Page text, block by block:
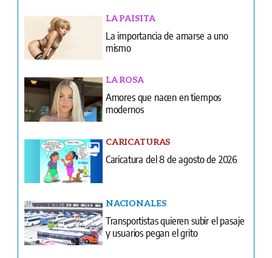
LA PAISITA
La importancia de amarse a uno
mismo
LA ROSA
Amores que nacen en tiempos
modernos
CARICATURAS
Caricatura del 8 de agosto de 2026
NACIONALES
Transportistas quieren subir el pasaje
y usuarios pegan el grito